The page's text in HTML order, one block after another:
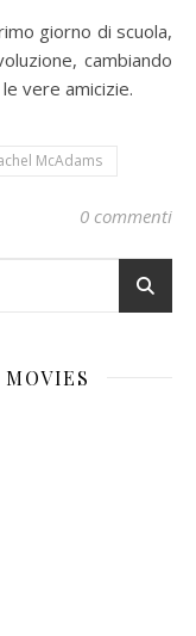
giorno di scuola,
cambiando
vere amicizie.
McAdams
0 commenti